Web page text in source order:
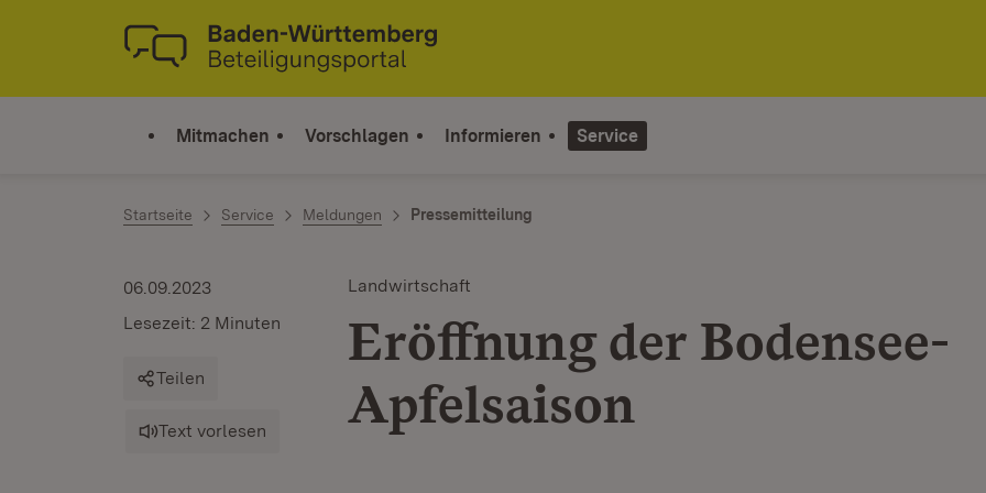
Zum Inhalt springen
Link zur Startseite
Mitmachen Vorschlagen Informieren Service
Startseite Service Meldungen Pressemitteilung
Landwirtschaft
Eröffnung der Bodensee-
Apfelsaison
06.09.2023
Lesezeit: 2 Minuten
Teilen
Text vorlesen